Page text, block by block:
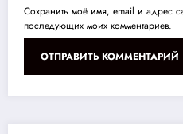
Сохранить моё имя, email и адрес
последующих моих комментариев.